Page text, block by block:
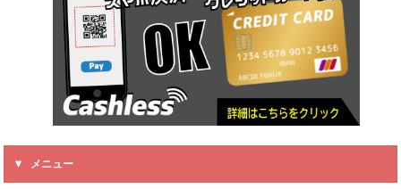
メニュー